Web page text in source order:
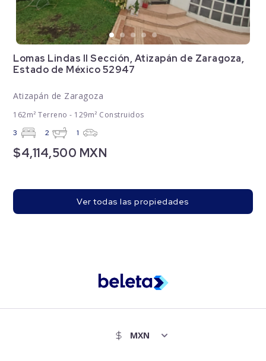
Lomas Lindas II Sección, Atizapán de Zaragoza,
Estado de México 52947
Atizapán de Zaragoza
162m² Terreno - 129m² Construidos
3 2 1
$4,114,500 MXN
Ver todas las propiedades